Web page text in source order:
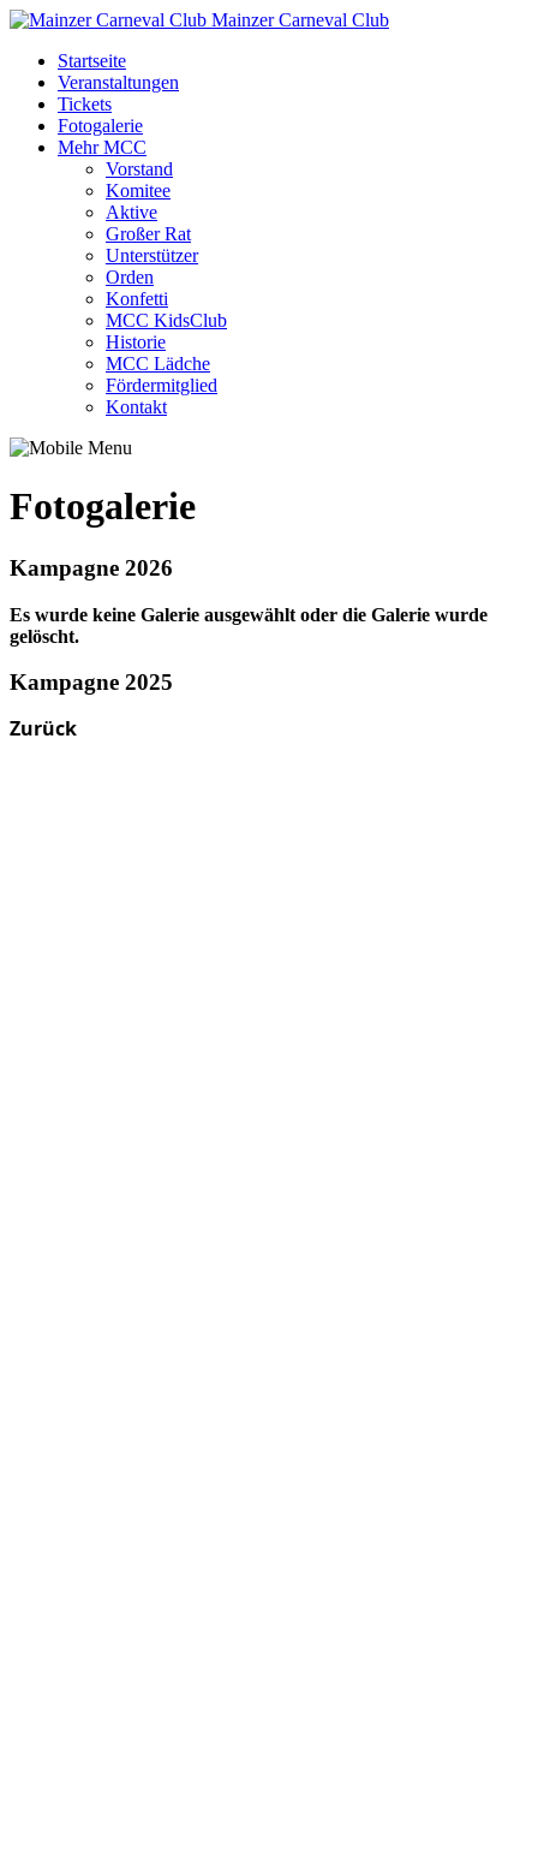
Mainzer Carneval Club
Startseite
Veranstaltungen
Tickets
Fotogalerie
Mehr MCC
Vorstand
Komitee
Aktive
Großer Rat
Unterstützer
Orden
Konfetti
MCC KidsClub
Historie
MCC Lädche
Fördermitglied
Kontakt
Fotogalerie
Kampagne 2026
Es wurde keine Galerie ausgewählt oder die Galerie wurde
gelöscht.
Kampagne 2025
Zurück